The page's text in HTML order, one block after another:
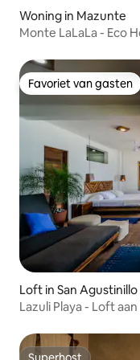
Woning in Mazunte
Monte LaLaLa - Eco
Favoriet van gasten
Favoriet van gasten
Loft in San Agustinillo
Lazuli Playa - Loft